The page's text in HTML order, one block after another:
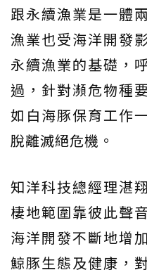
跟永續漁業是一體
漁業也受海洋開發
永續漁業的基礎，
過，針對瀕危物種
如白海豚保育工作
脫離滅絕危機。
知洋科技總經理湛
棲地範圍靠彼此聲
海洋開發不斷地增
鯨豚生態及健康，